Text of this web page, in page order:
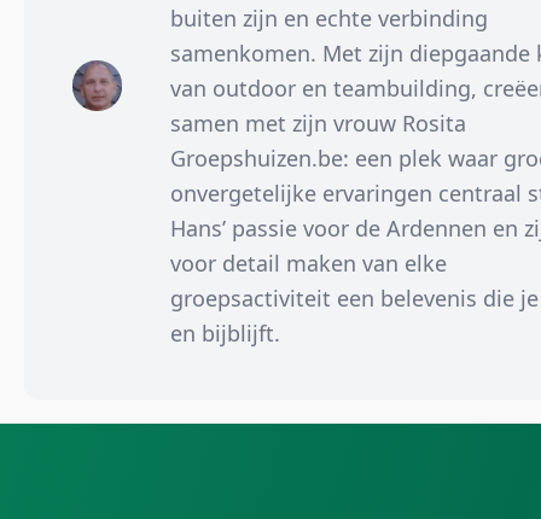
buiten zijn en echte verbinding
samenkomen. Met zijn diepgaande
van outdoor en teambuilding,
samen met zijn vrouw Rosita
Groepshuizen.be: een plek waar
onvergetelijke ervaringen centraal
Hans’ passie voor de Ardennen en
voor detail maken van elke
groepsactiviteit een belevenis die
en bijblijft.